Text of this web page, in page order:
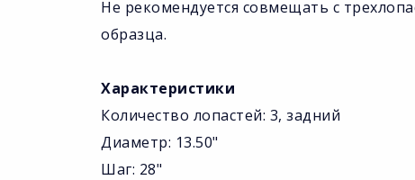
Не рекомендуется совмещать с
образца.
Характеристики
Количество лопастей: 3, задний
Диаметр: 13.50"
Шаг: 28"